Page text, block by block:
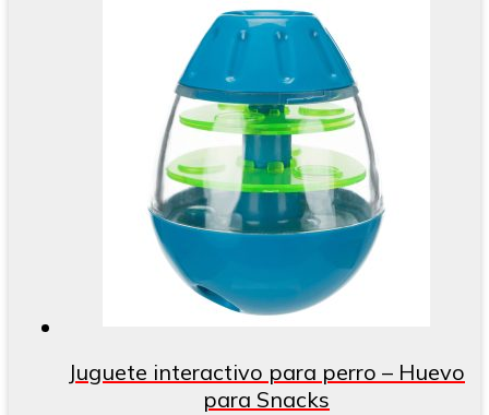
Juguete interactivo para perro – Huevo
para Snacks